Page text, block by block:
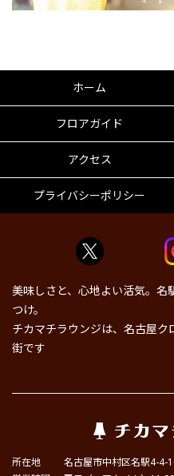
ホーム
フロアガイド
アクセス
プライバシーポリシー
美味しさと、心地よい活気。名
つけ。
チカマチラウンジは、名古屋
街です
所在地
名古屋市中村区名駅4-4-